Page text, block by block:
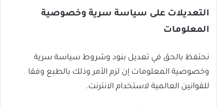
التعديلات على سياسة سرية وخصوصية
المعلومات
نحتفظ بالحق في تعديل بنود وشروط سياسة سرية
وخصوصية المعلومات إن لزم الأمر وذلك بالطبع وفقا
للقوانين العالمية لاستخدام الانترنت.